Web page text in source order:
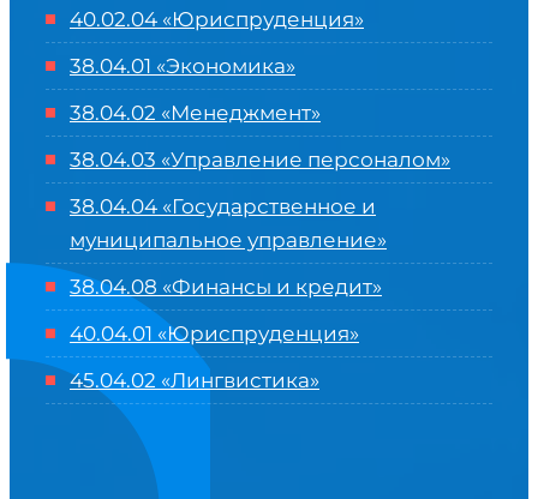
40.02.04 «Юриспруденция»
38.04.01 «Экономика»
38.04.02 «Менеджмент»
38.04.03 «Управление персоналом»
38.04.04 «Государственное и
муниципальное управление»
38.04.08 «Финансы и кредит»
40.04.01 «Юриспруденция»
45.04.02 «Лингвистика»